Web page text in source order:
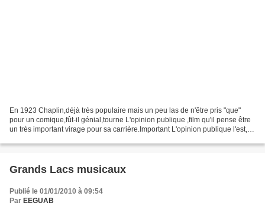
En 1923 Chaplin,déjà très populaire mais un peu las de n'être pris "que"
pour un comique,fût-il génial,tourne L'opinion publique ,film qu'il pense être
un très important virage pour sa carrière.Important L'opinion publique l'est,à
Grands Lacs musicaux
Publié le 01/01/2010 à 09:54
Par EEGUAB